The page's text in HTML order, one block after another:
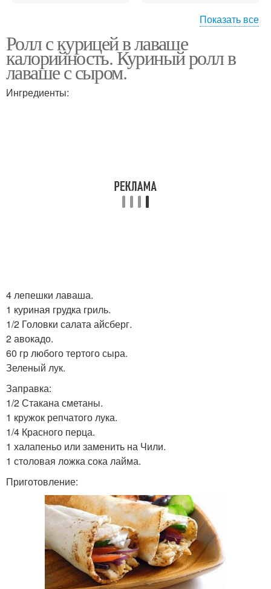
Чипсы из лаваша Рулет из лаваша
Показать все
Ролл с курицей в лаваше
калорийность. Куриный ролл в
лаваше с сыром.
Ингредиенты:
4 лепешки лаваша.
1 куриная грудка гриль.
1/2 Головки салата айсберг.
2 авокадо.
60 гр любого тертого сыра.
Зеленый лук.
Заправка:
1/2 Стакана сметаны.
1 кружок репчатого лука.
1/4 Красного перца.
1 халапеньо или заменить на Чили.
1 столовая ложка сока лайма.
Приготовление: